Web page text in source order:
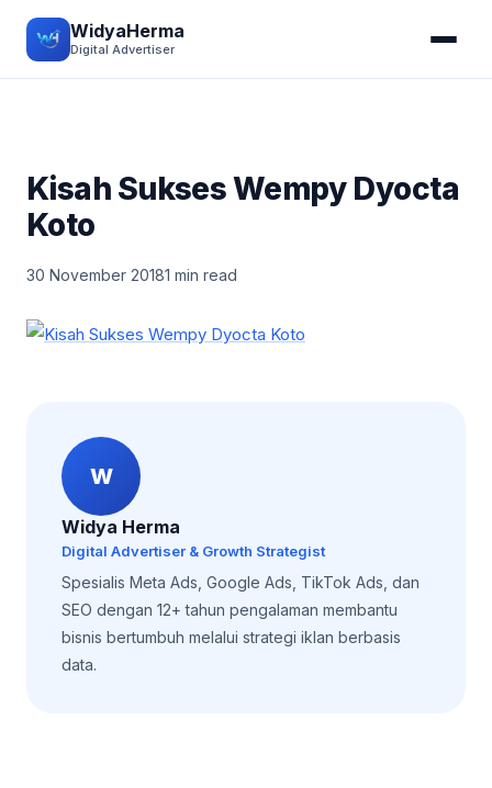
WidyaHerma
Digital Advertiser
Kisah Sukses Wempy Dyocta
Koto
30 November 20181 min read
W
Widya Herma
Digital Advertiser & Growth Strategist
Spesialis Meta Ads, Google Ads, TikTok Ads, dan
SEO dengan 12+ tahun pengalaman membantu
bisnis bertumbuh melalui strategi iklan berbasis
data.